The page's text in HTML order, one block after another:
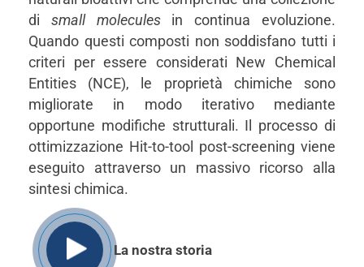
di small molecules in continua evoluzione.
Quando questi composti non soddisfano tutti i
criteri per essere considerati New Chemical
Entities (NCE), le proprietà chimiche sono
migliorate in modo iterativo mediante
opportune modifiche strutturali. Il processo di
ottimizzazione Hit-to-tool post-screening viene
eseguito attraverso un massivo ricorso alla
sintesi chimica.
La nostra storia